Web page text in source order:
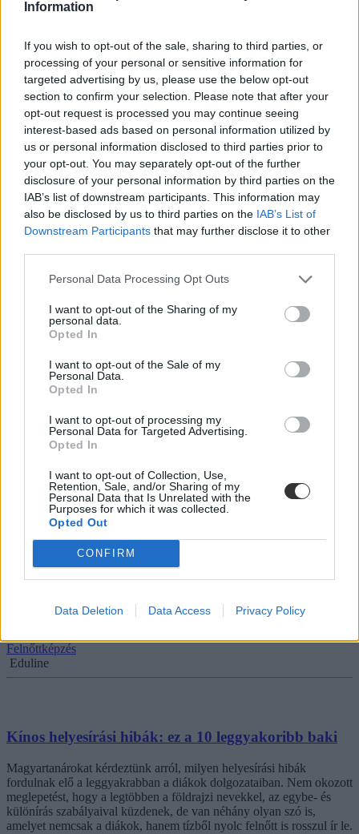
Information
If you wish to opt-out of the sale, sharing to third parties, or
processing of your personal or sensitive information for
targeted advertising by us, please use the below opt-out
section to confirm your selection. Please note that after your
opt-out request is processed you may continue seeing
interest-based ads based on personal information utilized by
us or personal information disclosed to third parties prior to
your opt-out. You may separately opt-out of the further
disclosure of your personal information by third parties on the
IAB’s list of downstream participants. This information may
also be disclosed by us to third parties on the IAB’s List of
Downstream Participants that may further disclose it to other
Personal Data Processing Opt Outs
I want to opt-out of the Sharing of my
personal data.
Opted In
I want to opt-out of the Sale of my
Personal Data.
Opted In
I want to opt-out of processing my
Personal Data for Targeted Advertising.
Opted In
I want to opt-out of Collection, Use,
Retention, Sale, and/or Sharing of my
Personal Data that Is Unrelated with the
Purposes for which it was collected.
Opted Out
CONFIRM
Data Deletion Data Access Privacy Policy
Meghökkentő helyesírási hibát találtak, méghozzá
egészen meglepő helyen
Újabb helyesírási hibát talált - ezúttal egy krékeres zacskón - az
MTA helyesírási oldalának egyik olvasója.
Közoktatás
Eduline
Kínos helyesírási hibán röhög az internet - ez a nap
képe
fotót Facebookon tették közzé.
Közoktatás
Tíz szó, amit senki nem tud helyesen leírni: három
nehéz teszt
Jobbnál jobb helyesírási teszteket ajánlottunk nektek az elmúlt
lemaradtatok volna bármelyikről, most kipróbálhatjátok.
Felnőttképzés
Nem is kínos, inkább vicces. Vagy inkább őszinte?
Felnőttképzés
Eduline
Kínos helyesírási hibák: ez a 10 leggyakoribb baki
Magyartanárokat kérdeztünk arról, milyen helyesírási hibák
fordulnak elő a leggyakrabban a diákok dolgozataiban. Nem okozott
meglepetést, hogy a legtöbben a földrajzi nevekkel, az egybe- és
különírás szabályaival küzdenek, de van néhány olyan szó is,
amelyet nemcsak a diákok, hanem tízből nyolc felnőtt is rosszul ír le.